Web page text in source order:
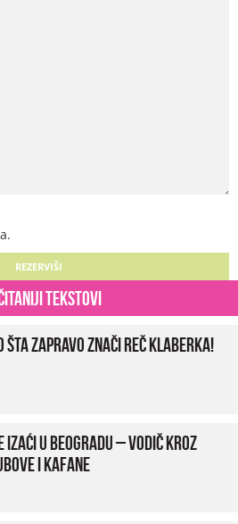
tekstovi
šta zapravo znači reč klaberka!
izaći u Beogradu – vodič kroz
i kafane